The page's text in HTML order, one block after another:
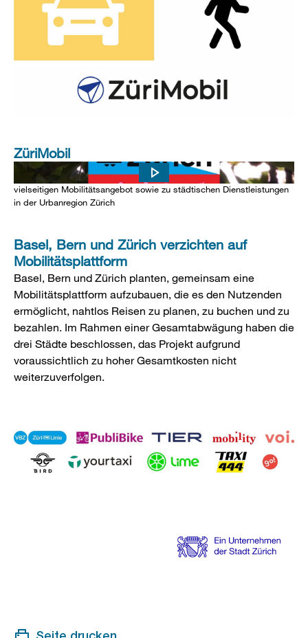
ZüriMobil
Die ZüriMobil App ermöglichte einen übersichtlichen Zugang zum
vielseitigen Mobilitätsangebot sowie zu städtischen Dienstleistungen
in der Urbanregion Zürich
Basel, Bern und Zürich verzichten auf
Mobilitätsplattform
Basel, Bern und Zürich planten, gemeinsam eine
Mobilitätsplattform aufzubauen, die es den Nutzenden
ermöglicht, nahtlos Reisen zu planen, zu buchen und zu
bezahlen. Im Rahmen einer Gesamtabwägung haben die
drei Städte beschlossen, das Projekt aufgrund
voraussichtlich zu hoher Gesamtkosten nicht
weiterzuverfolgen.